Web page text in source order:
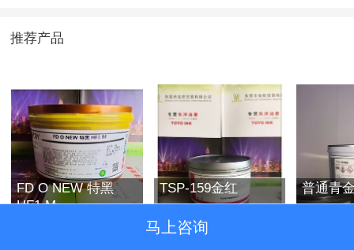
推荐产品
FD O NEW 特黑
HF1 M
TSP-159金红 普通青
马上咨询